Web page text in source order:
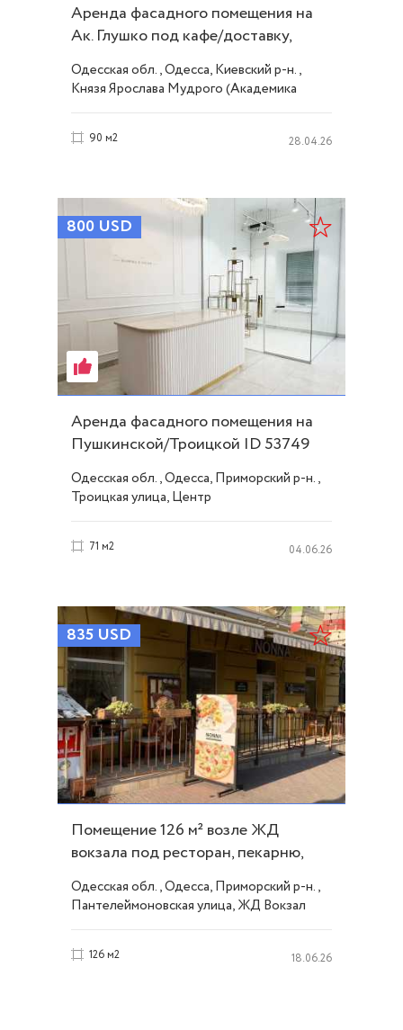
Аренда фасадного помещения на
Ак. Глушко под кафе/доставку,
витрина ID 53350
Одесская обл., Одесса, Киевский р-н.,
Князя Ярослава Мудрого (Академика
90 м2 28.04.26
800 USD
Аренда фасадного помещения на
Пушкинской/Троицкой ID 53749
Одесская обл., Одесса, Приморский р-н.,
Троицкая улица, Центр
71 м2 04.06.26
835 USD
Помещение 126 м² возле ЖД
вокзала под ресторан, пекарню,
кафе ID 53930
Одесская обл., Одесса, Приморский р-н.,
Пантелеймоновская улица, ЖД Вокзал
126 м2 18.06.26